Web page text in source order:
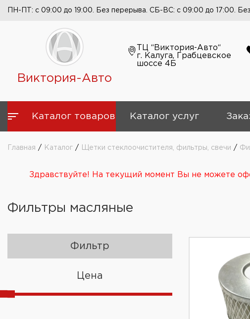
ПН-ПТ: с 09:00 до 19:00. Без перерыва. СБ-ВС: с 09:00 до 17:00.
Виктория-Авто
ТЦ “Виктория-Авто“
г. Калуга, Грабцевское
шоссе 4Б
Каталог товаров Каталог услуг
Главная / Каталог / Щетки стеклоочистителя, фильтры, свечи /
Здравствуйте! На текущий момент Вы не можете
Фильтры масляные
Фильтр
Цена